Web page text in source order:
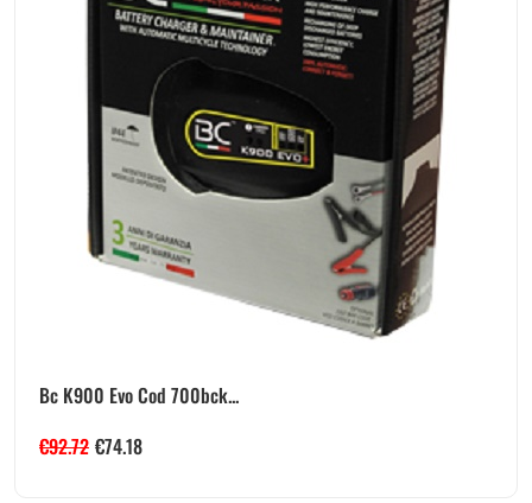
Bc K900 Evo Cod 700bck...
€92.72 €74.18